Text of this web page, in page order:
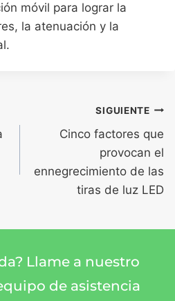
móvil para lograr la
la atenuación y la
SIGUIENTE
Cinco factores que
provocan el
ennegrecimiento de las
tiras de luz LED
Llame a nuestro
de asistencia